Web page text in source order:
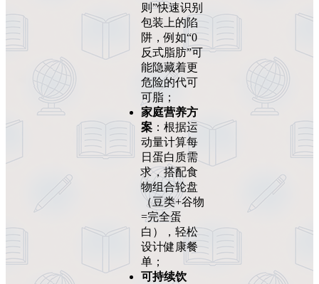
则”快速识别
包装上的陷
阱，例如“0
反式脂肪”可
能隐藏着更
危险的代可
可脂；
家庭营养方
案 ：根据运
动量计算每
日蛋白质需
求，搭配食
物组合轮盘
（豆类+谷物
=完全蛋
白），轻松
设计健康餐
单；
可持续饮